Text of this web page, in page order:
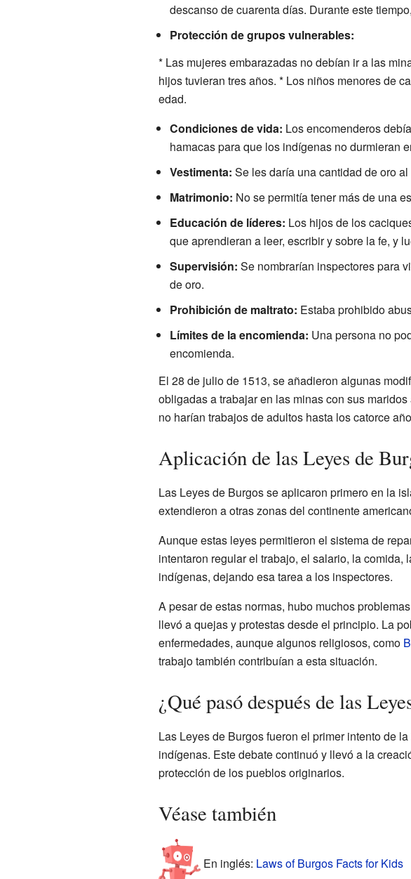
descanso de cuarenta días. Durante este
Protección de grupos vulnerables:
* Las mujeres embarazadas no debían ir a las
hijos tuvieran tres años. * Los niños menores de
edad.
Condiciones de vida: Los encomenderos
hamacas para que los indígenas no durmieran
Vestimenta: Se les daría una cantidad de oro
Matrimonio: No se permitía tener más de una
Educación de líderes: Los hijos de los
que aprendieran a leer, escribir y sobre la fe, y
Supervisión: Se nombrarían inspectores para
de oro.
Prohibición de maltrato: Estaba prohibido
Límites de la encomienda: Una persona no
encomienda.
El 28 de julio de 1513, se añadieron algunas
obligadas a trabajar en las minas con sus
no harían trabajos de adultos hasta los catorce
Aplicación de las Leyes de
Las Leyes de Burgos se aplicaron primero en la
extendieron a otras zonas del continente
Aunque estas leyes permitieron el sistema de
intentaron regular el trabajo, el salario, la
indígenas, dejando esa tarea a los inspectores.
A pesar de estas normas, hubo muchos
llevó a quejas y protestas desde el principio. La
enfermedades, aunque algunos religiosos, como
trabajo también contribuían a esta situación.
¿Qué pasó después de las
Las Leyes de Burgos fueron el primer intento de
indígenas. Este debate continuó y llevó a la
protección de los pueblos originarios.
Véase también
En inglés: Laws of Burgos Facts for Kids